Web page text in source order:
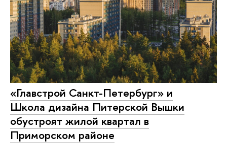
«Главстрой Санкт-Петербург» и
Школа дизайна Питерской Вышки
обустроят жилой квартал в
Приморском районе